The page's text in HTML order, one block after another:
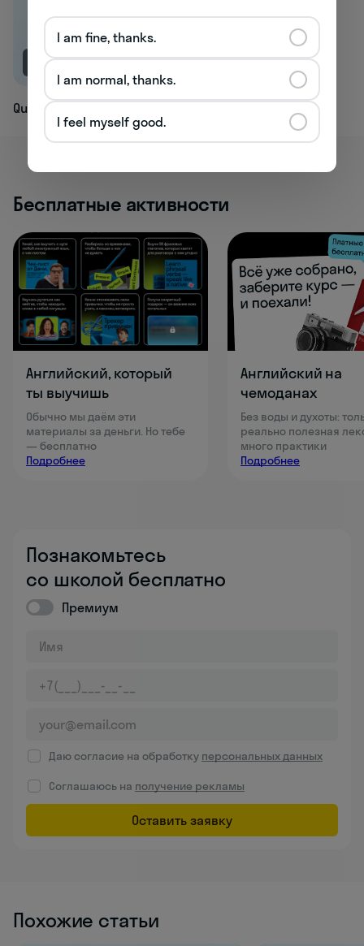
NEW
Qualitative
Бесплатные активности
Английский, который
ты выучишь
Обычно мы даём эти
материалы за деньги. Но тебе
— бесплатно
Подробнее
Английский на
чемоданах
Без воды и духоты:
реально полезная
много практики
Подробнее
Познакомьтесь
со школой бесплатно
Премиум
Даю согласие на обработку персональных данных
Соглашаюсь на получение рекламы
Оставить заявку
Похожие статьи
I am fine, thanks.
I am normal, thanks.
I feel myself good.